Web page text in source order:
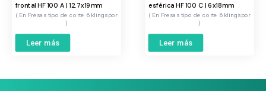
frontal HF 100 A | 12.7x19mm
Fresas tipo de corte 6 klingspor
Leer más
esférica HF 100 C | 6x18mm
Fresas tipo de corte 6 klingspor
Leer más